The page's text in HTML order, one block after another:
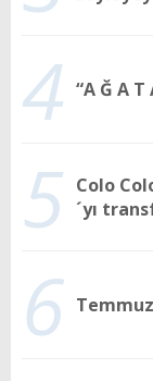
4 “A Ğ A T
5 Colo
´yı
6